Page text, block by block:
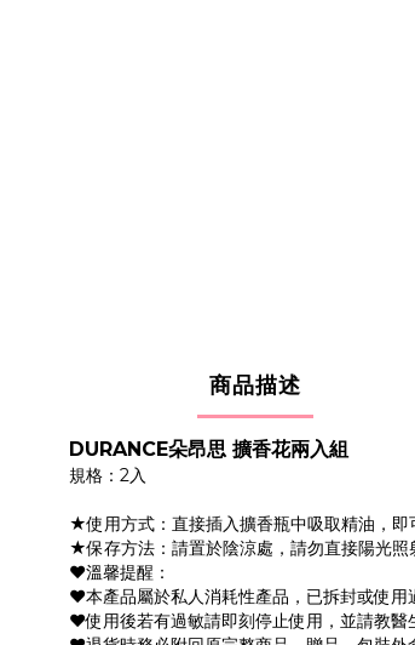
商品描述
DURANCE朵昂思 擴香花兩入組
規格：2入
★使用方式：直接插入擴香瓶中吸取精油，即
★保存方法：請置於陰涼處，請勿直接陽光照
❤溫馨提醒：
♥本產品屬於私人消耗性產品，已拆封或使用
♥使用後若有過敏請即刻停止使用，並請教醫